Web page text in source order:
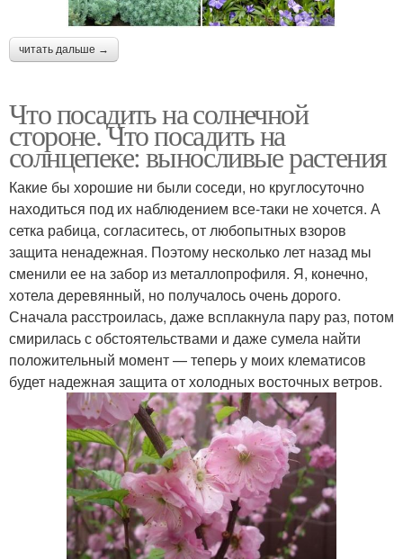
читать дальше →
Что посадить на солнечной
стороне. Что посадить на
солнцепеке: выносливые растения
Какие бы хорошие ни были соседи, но круглосуточно
находиться под их наблюдением все-таки не хочется. А
сетка рабица, согласитесь, от любопытных взоров
защита ненадежная. Поэтому несколько лет назад мы
сменили ее на забор из металлопрофиля. Я, конечно,
хотела деревянный, но получалось очень дорого.
Сначала расстроилась, даже всплакнула пару раз, потом
смирилась с обстоятельствами и даже сумела найти
положительный момент — теперь у моих клематисов
будет надежная защита от холодных восточных ветров.